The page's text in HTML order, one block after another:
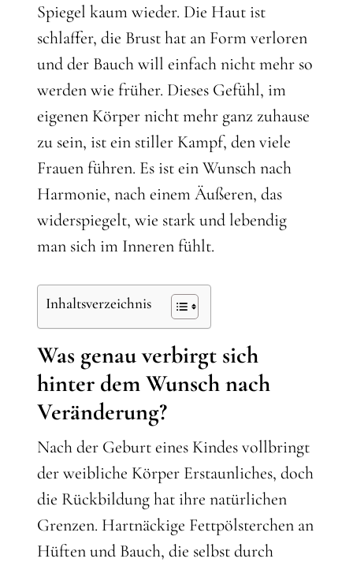
Spiegel kaum wieder. Die Haut ist
schlaffer, die Brust hat an Form verloren
und der Bauch will einfach nicht mehr so
werden wie früher. Dieses Gefühl, im
eigenen Körper nicht mehr ganz zuhause
zu sein, ist ein stiller Kampf, den viele
Frauen führen. Es ist ein Wunsch nach
Harmonie, nach einem Äußeren, das
widerspiegelt, wie stark und lebendig
man sich im Inneren fühlt.
Inhaltsverzeichnis
Was genau verbirgt sich
hinter dem Wunsch nach
Veränderung?
Nach der Geburt eines Kindes vollbringt
der weibliche Körper Erstaunliches, doch
die Rückbildung hat ihre natürlichen
Grenzen. Hartnäckige Fettpölsterchen an
Hüften und Bauch, die selbst durch